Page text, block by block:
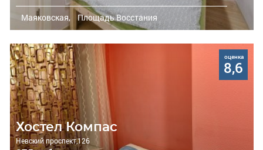
Маяковская, Площадь Восстания
оценка
8,6
Хостел Компас
Невский проспект,126